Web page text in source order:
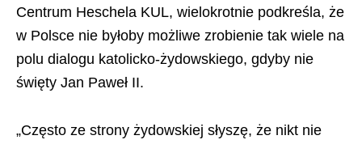
Centrum Heschela KUL, wielokrotnie podkreśla, że
w Polsce nie byłoby możliwe zrobienie tak wiele na
polu dialogu katolicko-żydowskiego, gdyby nie
święty Jan Paweł II.
„Często ze strony żydowskiej słyszę, że nikt nie